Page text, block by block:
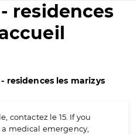
residences
residences les marizys
contactez le 15. If you
medical emergency,